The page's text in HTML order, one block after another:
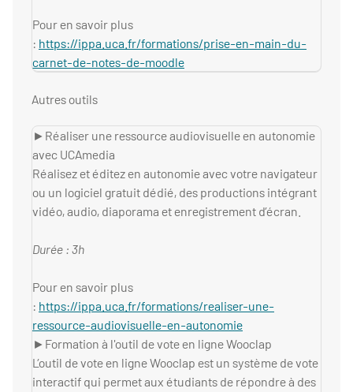
Pour en savoir plus
: https://ippa.uca.fr/formations/prise-en-main-du-
carnet-de-notes-de-moodle
Autres outils
►Réaliser une ressource audiovisuelle en autonomie
avec UCAmedia
Réalisez et éditez en autonomie avec votre navigateur
ou un logiciel gratuit dédié, des productions intégrant
vidéo, audio, diaporama et enregistrement d’écran.
Durée : 3h
Pour en savoir plus
: https://ippa.uca.fr/formations/realiser-une-
ressource-audiovisuelle-en-autonomie
►Formation à l'outil de vote en ligne Wooclap
L’outil de vote en ligne Wooclap est un système de vote
interactif qui permet aux étudiants de répondre à des